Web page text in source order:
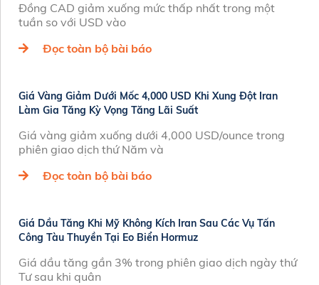
Đồng CAD giảm xuống mức thấp nhất trong một
tuần so với USD vào
Đọc toàn bộ bài báo
Giá Vàng Giảm Dưới Mốc 4,000 USD Khi Xung Đột Iran
Làm Gia Tăng Kỳ Vọng Tăng Lãi Suất
Giá vàng giảm xuống dưới 4,000 USD/ounce trong
phiên giao dịch thứ Năm và
Đọc toàn bộ bài báo
Giá Dầu Tăng Khi Mỹ Không Kích Iran Sau Các Vụ Tấn
Công Tàu Thuyền Tại Eo Biển Hormuz
Giá dầu tăng gần 3% trong phiên giao dịch ngày thứ
Tư sau khi quân